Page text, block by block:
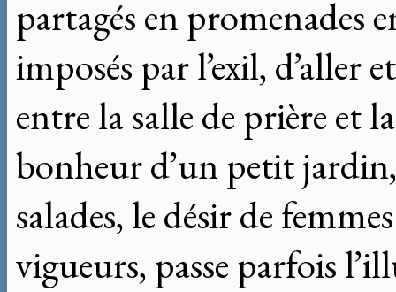
partagés en promenades
imposés par l’exil,
entre la salle de prière et
bonheur d’un petit
salades, le désir de
vigueurs, passe parfois